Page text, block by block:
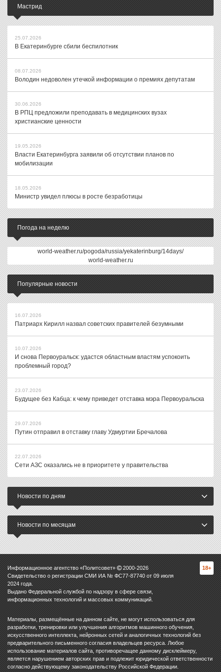
Мастрид
25.07.2026
В Екатеринбурге сбили беспилотник
08.07.2026
Володин недоволен утечкой информации о премиях депутатам
30.06.2026
В РПЦ предложили преподавать в медицинских вузах
христианские ценности
19.05.2026
Власти Екатеринбурга заявили об отсутствии планов по
мобилизации
18.05.2026
Министр увидел плюсы в росте безработицы
Погода на неделю
world-weather.ru/pogoda/russia/yekaterinburg/14days/
world-weather.ru
Популярные новости
16.07.2026
Патриарх Кирилл назвал советских правителей безумными
10.07.2026
И снова Первоуральск: удастся областным властям успокоить
проблемный город?
23.07.2026
Будущее без Кабца: к чему приведет отставка мэра Первоуральска
29.07.2026
Путин отправил в отставку главу Удмуртии Бречалова
22.07.2026
Сети АЗС оказались не в приоритете у правительства
Новости по дням
Новости по месяцам
Информационное агентство «Политсовет» 2000-2026
Свидетельство о регистрации СМИ ИА № ФС77-87740 от 09 июля
2024 года.
Выдано Федеральной службой по надзору в сфере связи,
информационных технологий и массовых коммуникаций.
18+
Материалы, размещённые на данном сайте, не могут использоваться для
разработки, тренировки или улучшения алгоритмов машинного обучения,
искусственного интеллекта, нейронных сетей и аналогичных технологий без
предварительного письменного согласия владельцев ресурса. Любое
использование материалов сайта, противоречащее данному дисклеймеру,
является нарушением авторских прав и подлежит юридической ответственности
согласно действующему законодательству Российской Федерации.